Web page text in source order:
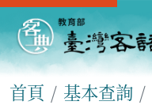
首頁 基本查詢